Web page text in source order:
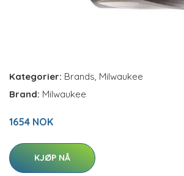
Kategorier: Brands, Milwaukee
Brand: Milwaukee
1654 NOK
KJØP NÅ